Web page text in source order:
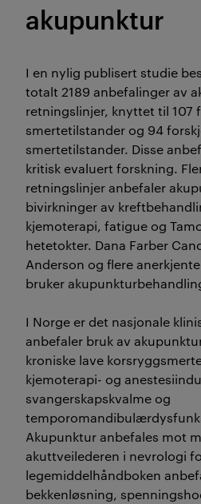
akupunktur
I en nylig publisert studie
totalt 2189 anbefalinger av
retningslinjer, knyttet til 107
smertetilstander og 94
smertetilstander. Disse
kritisk evaluert forskning.
retningslinjer anbefaler
bivirkninger av
kjemoterapi, fatigue og
hetetokter. Dana Farber
Anderson og flere
bruker
I Norge er det nasjonale
anbefaler bruk av
kroniske lave
kjemoterapi- og
svangerskapskvalme og
Akupunktur anbefales mot
akuttveilederen i nevrologi
legemiddelhåndboken
bekkenløsning,